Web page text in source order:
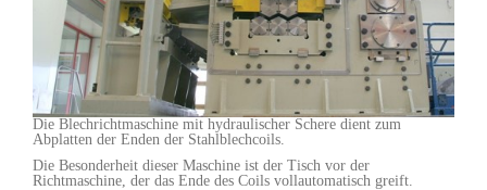
Die Blechrichtmaschine mit hydraulischer Schere dient zum
Abplatten der Enden der Stahlblechcoils.
Die Besonderheit dieser Maschine ist der Tisch vor der
Richtmaschine, der das Ende des Coils vollautomatisch greift.